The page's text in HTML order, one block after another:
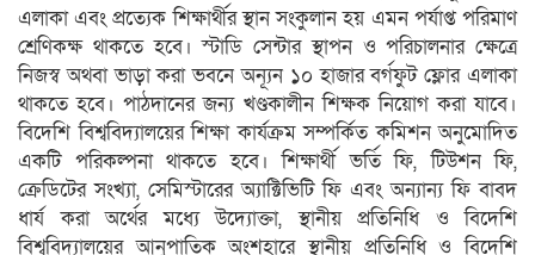
এলাকা এবং প্রত্যেক শিক্ষার্থীর স্থান সংকুলান হয় এমন পর্যাপ্ত পরিমাণ
শ্রেণিকক্ষ থাকতে হবে। স্টাডি সেন্টার স্থাপন ও পরিচালনার ক্ষেত্রে
নিজস্ব অথবা ভাড়া করা ভবনে অন্যূন ১০ হাজার বর্গফুট ফ্লোর এলাকা
থাকতে হবে। পাঠদানের জন্য খণ্ডকালীন শিক্ষক নিয়োগ করা যাবে।
বিদেশি বিশ্ববিদ্যালয়ের শিক্ষা কার্যক্রম সম্পর্কিত কমিশন অনুমোদিত
একটি পরিকল্পনা থাকতে হবে। শিক্ষার্থী ভর্তি ফি, টিউশন ফি,
ক্রেডিটের সংখ্যা, সেমিস্টারের অ্যাক্টিভিটি ফি এবং অন্যান্য ফি বাবদ
ধার্য করা অর্থের মধ্যে উদ্যোক্তা, স্থানীয় প্রতিনিধি ও বিদেশি
বিশ্ববিদ্যালয়ের আনুপাতিক অংশহারে স্থানীয় প্রতিনিধি ও বিদেশি